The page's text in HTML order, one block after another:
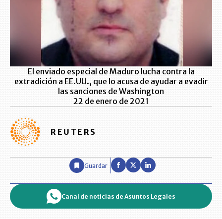
El enviado especial de Maduro lucha contra la
extradición a EE.UU., que lo acusa de ayudar a evadir
las sanciones de Washington
22 de enero de 2021
REUTERS
Guardar
Canal de noticias de Asuntos Legales